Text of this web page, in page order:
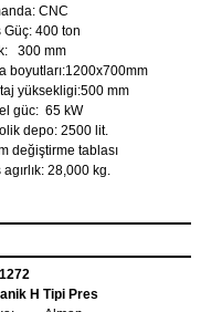
CNC
Güç: 400 ton
300 mm
boyutları:1200x700mm
yüksekligi:500 mm
güc: 65 kW
depo: 2500 lit.
değiştirme tablası
agırlık: 28,000 kg.
H Tipi Pres